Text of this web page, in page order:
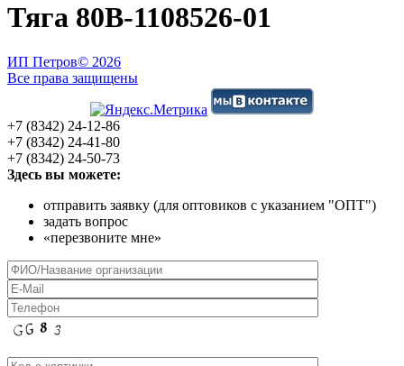
Тяга 80В-1108526-01
ИП Петров© 2026
Все права защищены
+7 (8342) 24-12-86
+7 (8342) 24-41-80
+7 (8342) 24-50-73
Здесь вы можете:
отправить заявку (для оптовиков с указанием "ОПТ")
задать вопрос
«перезвоните мне»